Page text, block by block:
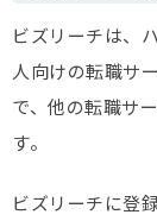
ビズリーチは、
人向けの転職サ
で、他の転職サ
す。
ビズリーチに登